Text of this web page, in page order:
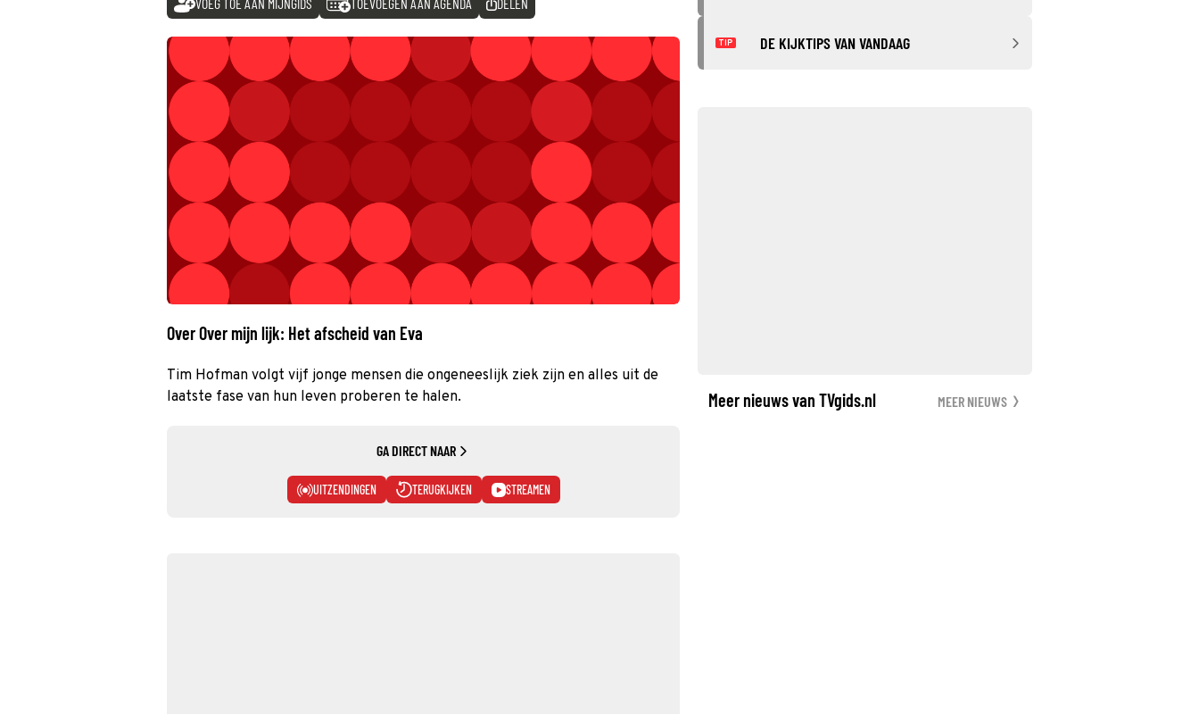
Over Over mijn lijk: Het afscheid van Eva
Tim Hofman volgt vijf jonge mensen die ongeneeslijk ziek zijn en alles uit de
laatste fase van hun leven proberen te halen.
GA DIRECT NAAR
UITZENDINGEN TERUGKIJKEN STREAMEN
TIP DE KIJKTIPS VAN VANDAAG
Meer nieuws van TVgids.nl MEER NIEUWS